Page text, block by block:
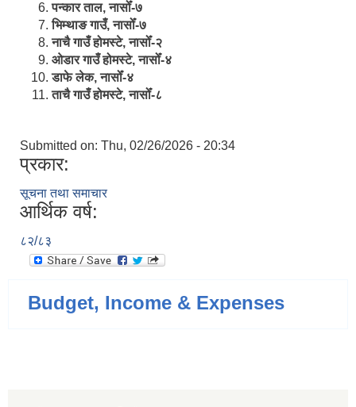
पन्कार ताल, नासोँ-७
भिम्थाङ गाउँ, नासोँ-७
नाचै गाउँ होमस्टे, नासोँ-२
ओ‍‍‌डार गाउँ होमस्टे, नासोँ-४
डाफे लेक, नासोँ-४
ताचै गाउँ होमस्टे, नासोँ-८
Submitted on: Thu, 02/26/2026 - 20:34
प्रकार:
सूचना तथा समाचार
आर्थिक वर्ष:
८२/८३
Budget, Income & Expenses